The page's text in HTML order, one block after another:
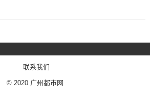
联系我们
© 2020 广州都市网